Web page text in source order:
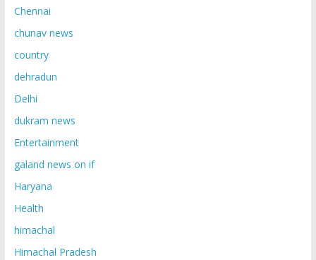
Chennai
chunav news
country
dehradun
Delhi
dukram news
Entertainment
galand news on if
Haryana
Health
himachal
Himachal Pradesh